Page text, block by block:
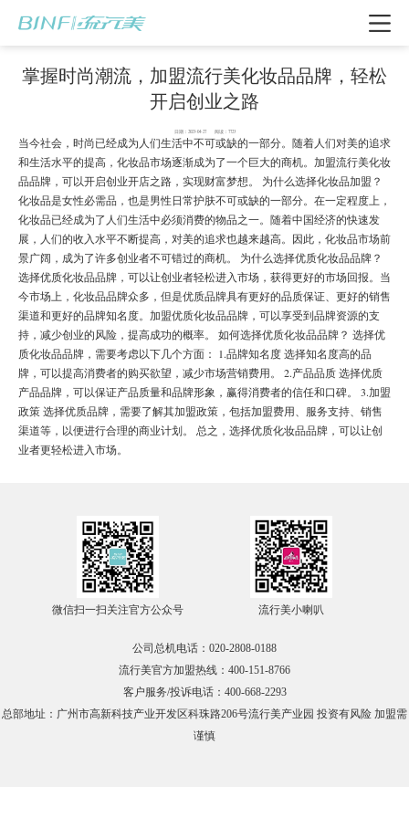
掌握时尚潮流，加盟流行美化妆品品牌，轻松
开启创业之路
日期：2023-04-27 阅读：7723
当今社会，时尚已经成为人们生活中不可或缺的一部分。随着人们对美的追求
和生活水平的提高，化妆品市场逐渐成为了一个巨大的商机。加盟流行美化妆
品品牌，可以开启创业开店之路，实现财富梦想。 为什么选择化妆品加盟？
化妆品是女性必需品，也是男性日常护肤不可或缺的一部分。在一定程度上，
化妆品已经成为了人们生活中必须消费的物品之一。随着中国经济的快速发
展，人们的收入水平不断提高，对美的追求也越来越高。因此，化妆品市场前
景广阔，成为了许多创业者不可错过的商机。 为什么选择优质化妆品品牌？
选择优质化妆品品牌，可以让创业者轻松进入市场，获得更好的市场回报。当
今市场上，化妆品品牌众多，但是优质品牌具有更好的品质保证、更好的销售
渠道和更好的品牌知名度。加盟优质化妆品品牌，可以享受到品牌资源的支
持，减少创业的风险，提高成功的概率。 如何选择优质化妆品品牌？ 选择优
质化妆品品牌，需要考虑以下几个方面： 1.品牌知名度 选择知名度高的品
牌，可以提高消费者的购买欲望，减少市场营销费用。 2.产品品质 选择优质
产品品牌，可以保证产品质量和品牌形象，赢得消费者的信任和口碑。 3.加盟
政策 选择优质品牌，需要了解其加盟政策，包括加盟费用、服务支持、销售
渠道等，以便进行合理的商业计划。 总之，选择优质化妆品品牌，可以让创
业者更轻松进入市场。
微信扫一扫关注官方公众号 流行美小喇叭
公司总机电话：020-2808-0188
流行美官方加盟热线：400-151-8766
客户服务/投诉电话：400-668-2293
总部地址：广州市高新科技产业开发区科珠路206号流行美产业园 投资有风险 加盟需
谨慎
我要加盟
电话咨询
在线咨询